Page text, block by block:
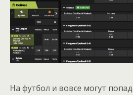
На футбол и вовсе могут